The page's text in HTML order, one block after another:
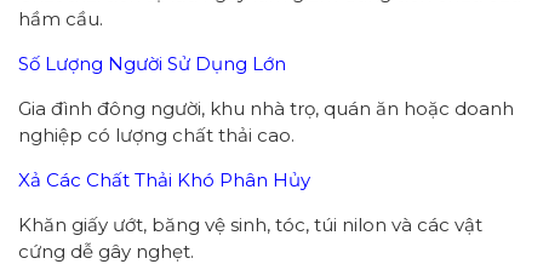
hầm cầu.
Số Lượng Người Sử Dụng Lớn
Gia đình đông người, khu nhà trọ, quán ăn hoặc doanh
nghiệp có lượng chất thải cao.
Xả Các Chất Thải Khó Phân Hủy
Khăn giấy ướt, băng vệ sinh, tóc, túi nilon và các vật
cứng dễ gây nghẹt.